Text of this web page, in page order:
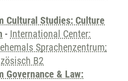
Cultural Studies: Culture
- International Center:
Sprachenzentrum;
B2
Governance & Law: